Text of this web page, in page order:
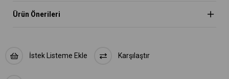
Ürün Önerileri
İstek Listeme Ekle Karşılaştır